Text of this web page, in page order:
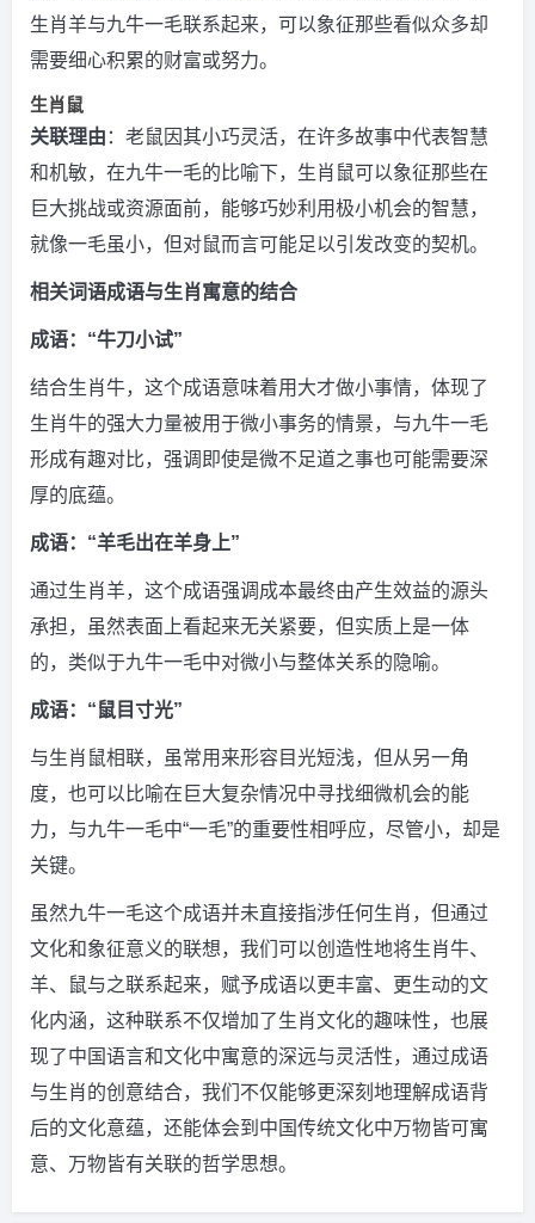
生肖羊与九牛一毛联系起来，可以象征那些看似众多却
需要细心积累的财富或努力。
生肖鼠
关联理由 ：老鼠因其小巧灵活，在许多故事中代表智慧
和机敏，在九牛一毛的比喻下，生肖鼠可以象征那些在
巨大挑战或资源面前，能够巧妙利用极小机会的智慧，
就像一毛虽小，但对鼠而言可能足以引发改变的契机。
相关词语成语与生肖寓意的结合
成语：“牛刀小试”
结合生肖牛，这个成语意味着用大才做小事情，体现了
生肖牛的强大力量被用于微小事务的情景，与九牛一毛
形成有趣对比，强调即使是微不足道之事也可能需要深
厚的底蕴。
成语：“羊毛出在羊身上”
通过生肖羊，这个成语强调成本最终由产生效益的源头
承担，虽然表面上看起来无关紧要，但实质上是一体
的，类似于九牛一毛中对微小与整体关系的隐喻。
成语：“鼠目寸光”
与生肖鼠相联，虽常用来形容目光短浅，但从另一角
度，也可以比喻在巨大复杂情况中寻找细微机会的能
力，与九牛一毛中“一毛”的重要性相呼应，尽管小，却是
关键。
虽然九牛一毛这个成语并未直接指涉任何生肖，但通过
文化和象征意义的联想，我们可以创造性地将生肖牛、
羊、鼠与之联系起来，赋予成语以更丰富、更生动的文
化内涵，这种联系不仅增加了生肖文化的趣味性，也展
现了中国语言和文化中寓意的深远与灵活性，通过成语
与生肖的创意结合，我们不仅能够更深刻地理解成语背
后的文化意蕴，还能体会到中国传统文化中万物皆可寓
意、万物皆有关联的哲学思想。